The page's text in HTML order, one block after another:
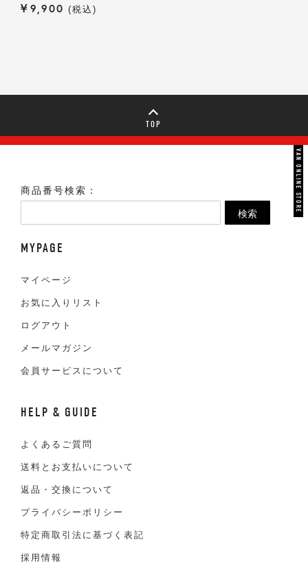
¥ 9,900 税込
TOP
商品番号検索：
検索
MYPAGE
マイページ
お気に入りリスト
ログアウト
メールマガジン
会員サービスについて
HELP & GUIDE
よくあるご質問
送料とお支払いについて
返品・交換について
プライバシーポリシー
特定商取引法に基づく表記
採用情報
VAN ONLINE STORE